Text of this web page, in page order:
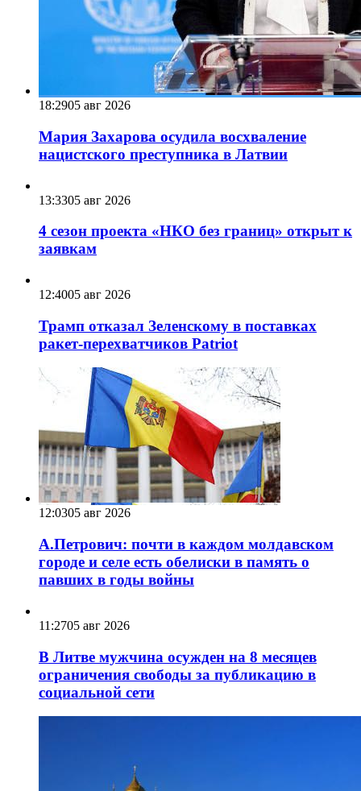
18:2905 авг 2026
Мария Захарова осудила восхваление
нацистского преступника в Латвии
13:3305 авг 2026
4 сезон проекта «НКО без границ» открыт к
заявкам
12:4005 авг 2026
Трамп отказал Зеленскому в поставках
ракет-перехватчиков Patriot
12:0305 авг 2026
А.Петрович: почти в каждом молдавском
городе и селе есть обелиски в память о
павших в годы войны
11:2705 авг 2026
В Литве мужчина осужден на 8 месяцев
ограничения свободы за публикацию в
социальной сети